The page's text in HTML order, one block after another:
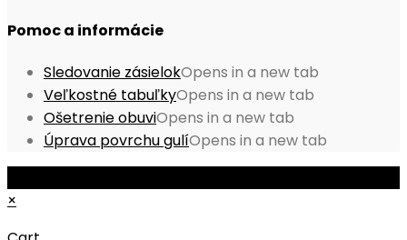
Pomoc a informácie
Sledovanie zásielokOpens in a new tab
Veľkostné tabuľkyOpens in a new tab
Ošetrenie obuviOpens in a new tab
Úprava povrchu gulíOpens in a new tab
×